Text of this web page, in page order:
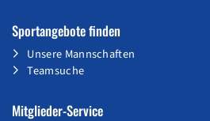
Sportangebote finden
Unsere Mannschaften
Teamsuche
Mitglieder-Service